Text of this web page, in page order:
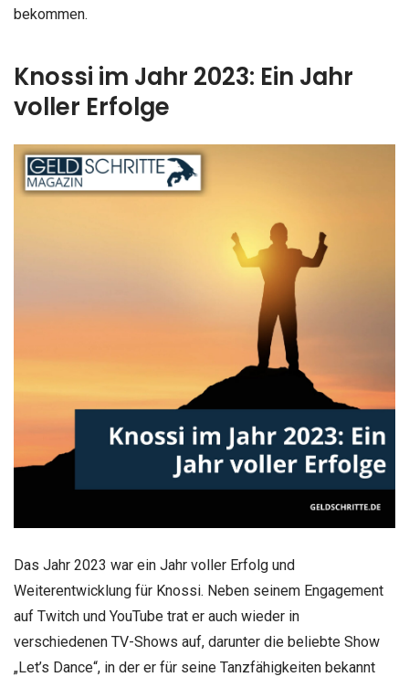
bekommen.
Knossi im Jahr 2023: Ein Jahr
voller Erfolge
Das Jahr 2023 war ein Jahr voller Erfolg und
Weiterentwicklung für Knossi. Neben seinem Engagement
auf Twitch und YouTube trat er auch wieder in
verschiedenen TV-Shows auf, darunter die beliebte Show
„Let’s Dance“, in der er für seine Tanzfähigkeiten bekannt